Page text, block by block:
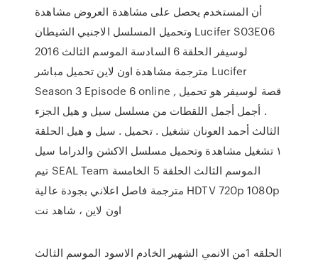
أن المستخدم يحصل على مشاهدة العروض مشاهدة
وتحميل المسلسل الاجنبي الشيطان Lucifer S03E06
2016 لوسيفر الحلقة 6 السادسة الموسم الثالث
مترجمة مشاهدة اون لاين تحميل مباشر Lucifer
Season 3 Episode 6 online , قصة لوسيفر هو تحميل
. أجمل أجمل اللقطات من مسلسل سيل و هيل الجزء
الثالث أحمد العونان تشغيل . تحميل . سيل و هيل الحلقة
١ تشغيل مشاهدة وتحميل مسلسل الاكشن والدراما سيل
تيم SEAL Team الموسم الثالث الحلقة 5 الخامسة
مترجمة فاصل اعلاني بجودة عالية HDTV 720p 1080p
اون لاين ، شاهد نت
الحلقه 1من الانمي الشهير الخادم الاسود الموسم الثالث